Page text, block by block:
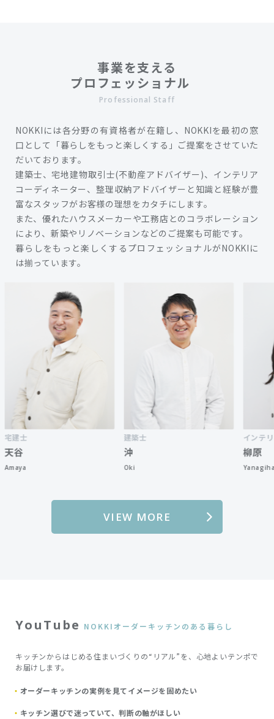
事業を支える
プロフェッショナル
Professional Staff
NOKKIには各分野の有資格者が在籍し、NOKKIを最初の窓
口として「暮らしをもっと楽しくする」ご提案をさせていた
だいております。
建築士、宅地建物取引士(不動産アドバイザー)、インテリア
コーディネーター、整理収納アドバイザーと知識と経験が豊
富なスタッフがお客様の理想をカタチにします。
また、優れたハウスメーカーや工務店とのコラボレーション
により、新築やリノベーションなどのご提案も可能です。
暮らしをもっと楽しくするプロフェッショナルがNOKKIに
は揃っています。
インテリアコー
Yanagihara
VIEW MORE
YouTube NOKKIオーダーキッチンのある暮らし
キッチンからはじめる住まいづくりの“リアル”を、心地よいテンポで
お届けします。
オーダーキッチンの実例を見てイメージを固めたい
キッチン選びで迷っていて、判断の軸がほしい